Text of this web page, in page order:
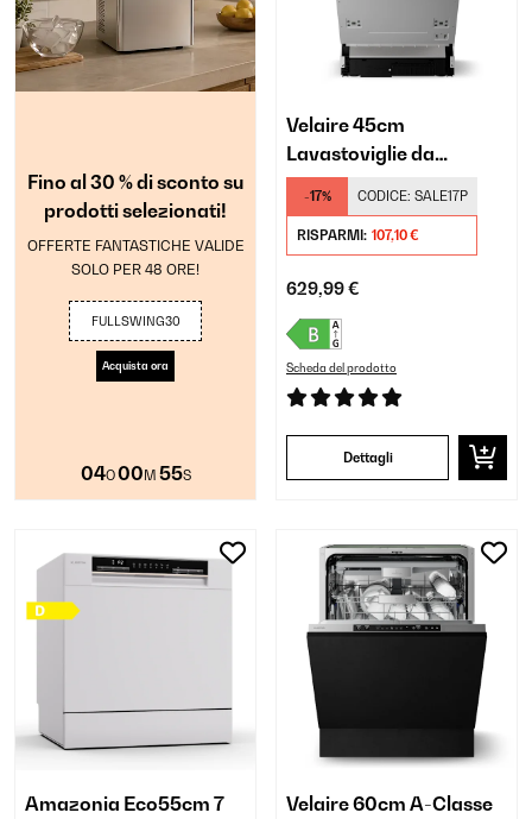
Fino al 30 % di sconto su
prodotti selezionati!
OFFERTE FANTASTICHE VALIDE
SOLO PER 48 ORE!
FULLSWING30
Acquista ora
04O00 M 54S
Velaire 45cm
Lavastoviglie da
Incasso 9 Programmi
Argento
-17% CODICE: SALE17P
RISPARMI: 107,10 €
629,99 €
Scheda del prodotto
Dettagli
Amazonia Eco55cm 7
Velaire 60cm A-Classe